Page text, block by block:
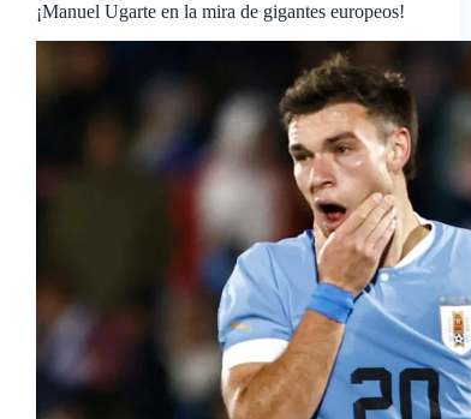
¡Manuel Ugarte en la mira de gigantes europeos!